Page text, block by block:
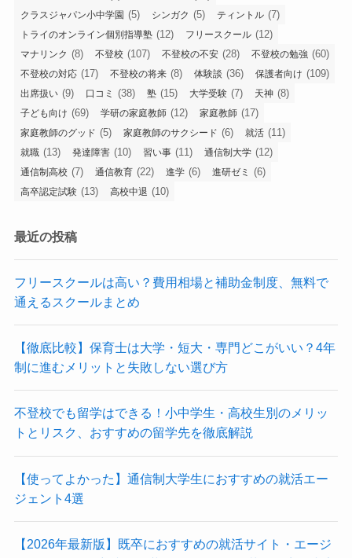
クラスジャパン小中学園 (5) シンガク (5) ティントル (7)
トライのオンライン個別指導塾 (12) フリースクール (12)
マナリンク (8) 不登校 (107) 不登校の不安 (28) 不登校の勉強 (60)
不登校の対応 (17) 不登校の将来 (8) 体験談 (36) 保護者向け (109)
出席扱い (9) 口コミ (38) 塾 (15) 大学受験 (7) 天神 (8)
子ども向け (69) 学研の家庭教師 (12) 家庭教師 (17)
家庭教師のグッド (5) 家庭教師のサクシード (6) 就活 (11)
就職 (13) 発達障害 (10) 習い事 (11) 通信制大学 (12)
通信制高校 (7) 通信教育 (22) 進学 (6) 進研ゼミ (6)
高卒認定試験 (13) 高校中退 (10)
最近の投稿
フリースクールは高い？費用相場と補助金制度、無料で
通えるスクールまとめ
【徹底比較】保育士は大学・短大・専門どこがいい？4年
制に進むメリットと失敗しない選び方
不登校でも留学はできる！小中学生・高校生別のメリッ
トとリスク、おすすめの留学先を徹底解説
【使ってよかった】通信制大学生におすすめの就活エー
ジェント4選
【2026年最新版】既卒におすすめの就活サイト・エージ